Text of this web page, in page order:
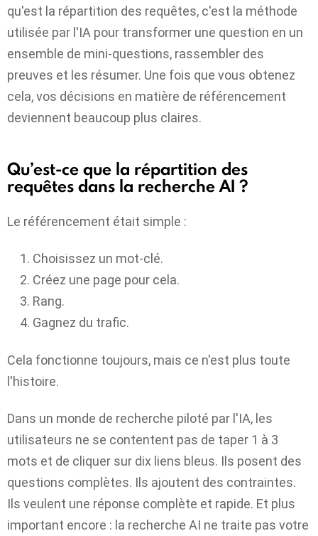
qu'est la répartition des requêtes, c'est la méthode
utilisée par l'IA pour transformer une question en un
ensemble de mini-questions, rassembler des
preuves et les résumer. Une fois que vous obtenez
cela, vos décisions en matière de référencement
deviennent beaucoup plus claires.
Qu’est-ce que la répartition des
requêtes dans la recherche AI ?
Le référencement était simple :
Choisissez un mot-clé.
Créez une page pour cela.
Rang.
Gagnez du trafic.
Cela fonctionne toujours, mais ce n'est plus toute
l'histoire.
Dans un monde de recherche piloté par l'IA, les
utilisateurs ne se contentent pas de taper 1 à 3
mots et de cliquer sur dix liens bleus. Ils posent des
questions complètes. Ils ajoutent des contraintes.
Ils veulent une réponse complète et rapide. Et plus
important encore : la recherche AI ​​ne traite pas votre